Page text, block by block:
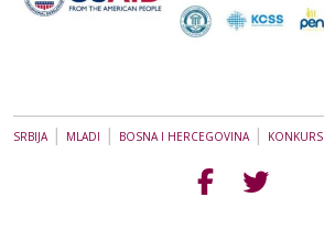
SRBIJA| MLADI | BOSNA I HERCEGOVINA| KONKURS